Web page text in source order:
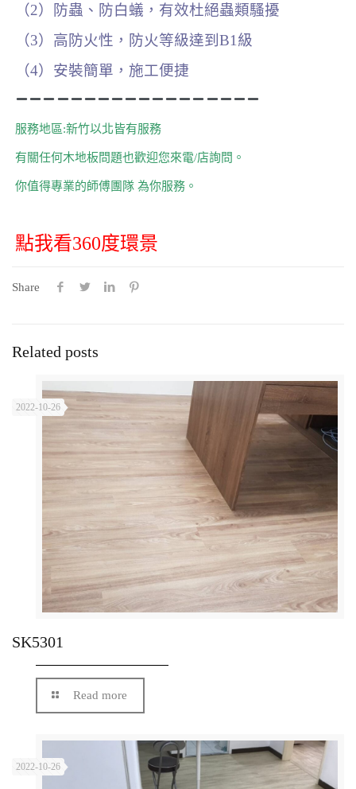
（2）防蟲、防白蟻，有效杜絕蟲類騷擾
（3）高防火性，防火等級達到B1級
（4）安裝簡單，施工便捷
服務地區:新竹以北皆有服務
有關任何木地板問題也歡迎您來電/店詢問。
你值得專業的師傅團隊 為你服務。
點我看360度環景
Share
Related posts
2022-10-26
SK5301
Read more
2022-10-26